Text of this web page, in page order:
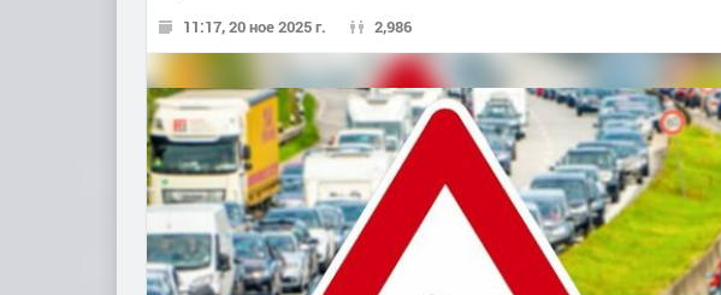
11:17, 20 ное 2025 г. 2,986